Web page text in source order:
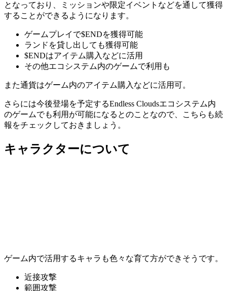
となっており、ミッションや限定イベントなどを通して獲得
することができるようになります。
ゲームプレイで$ENDを獲得可能
ランドを貸し出しても獲得可能
$ENDはアイテム購入などに活用
その他エコシステム内のゲームで利用も
また通貨はゲーム内のアイテム購入などに活用可。
さらには今後登場を予定するEndless Cloudsエコシステム内
のゲームでも利用が可能になるとのことなので、こちらも続
報をチェックしておきましょう。
キャラクターについて
ゲーム内で活用するキャラも色々な育て方ができそうです。
近接攻撃
範囲攻撃